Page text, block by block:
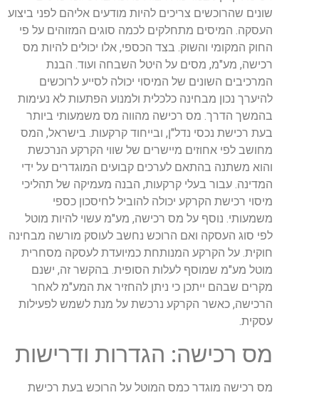
שונים שהרוכשים צריכים להיות מודעים אליהם לפני ביצוע
העסקה. המיסים מתחלקים לכמה סוגים המזוהים על פי
החוק המקומי והשוק. בצד הכספי, אלו יכולים להיות מס
רכישה, מע"מ, מסים על היטל השבחה ועוד. הבנת
המרכיבים השונים של המיסוי יכולה לסייע לרוכשים
להיערך נכון מבחינה כלכלית ולמנוע הפתעות לא נעימות
בהמשך הדרך. מס רכישה מהווה מס משמעותי ביותר
בעת רכישת נכסי נדל"ן, ובייחוד קרקעות. בישראל, המס
מחושב לפי אחוזים מיישרים של שווי הקרקע הנרכשת
והוא משתנה בהתאם לערכים קבועים המוגדרים על ידי
המדינה. עבור בעלי קרקעות, הבנה מעמיקה של תהליכי
מיסוי רכישת הקרקע יכולה להוביל לחיסכון כספי
משמעותי. נוסף על מס רכישה, מע"מ עשוי להיות מוטל
לפי סוג העסקה ואם הרוכש נחשב לעוסק מורשה מבחינה
חוקית. על הקרקע המנותחת כמיועדת לעסקה מסחרית
מוטל מע"מ שמוסף לעלות הסופית. בהקשר זה, ישנם
מקרים שבהם ייתכן כי ניתן להחזיר את המע"מ לאחר
הרכישה, כאשר הקרקע נרכשת על מנת לשמש לפעילות
עסקית.
מס רכישה: הגדרות ודרישות
מס רכישה מוגדר כמס המוטל על הרוכש בעת רכישת